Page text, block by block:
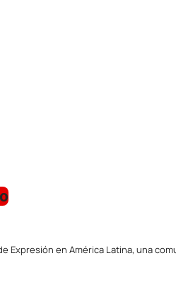
Expresión en América Latina, una